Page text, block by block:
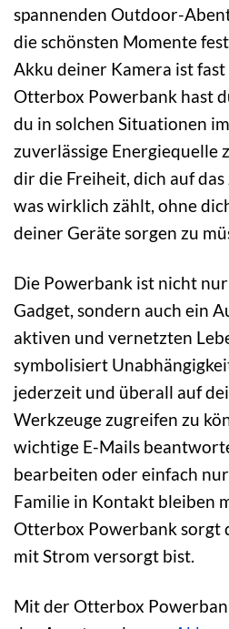
spannenden Outdoor-
die schönsten Momente
Akku deiner Kamera ist
Otterbox Powerbank hast
du in solchen Situationen
zuverlässige Energiequelle
dir die Freiheit, dich auf
was wirklich zählt, ohne
deiner Geräte sorgen zu
Die Powerbank ist nicht
Gadget, sondern auch ein
aktiven und vernetzten
symbolisiert
jederzeit und überall auf
Werkzeuge zugreifen zu
wichtige E-Mails
bearbeiten oder einfach
Familie in Kontakt bleiben
Otterbox Powerbank sorgt
mit Strom versorgt bist.
Mit der Otterbox